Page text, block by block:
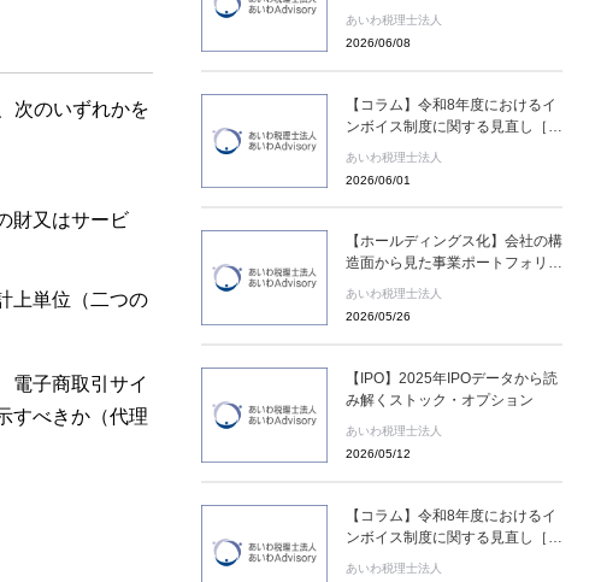
次のいずれかを
財又はサービ
上単位（二つの
電子商取引サイ
すべきか（代理
あいわ税理士法人
2026/06/08
【コラム】令和8年度におけるイ
ンボイス制度に関する見直し［あ
あいわ税理士法人
2026/06/01
【ホールディングス化】会社の構
造面から見た事業ポートフォリオ
マネジメントの難しさ
あいわ税理士法人
2026/05/26
【IPO】2025年IPOデータから読
み解くストック・オプション
あいわ税理士法人
2026/05/12
【コラム】令和8年度におけるイ
ンボイス制度に関する見直し［あ
あいわ税理士法人